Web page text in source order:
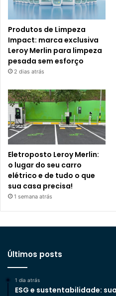
Produtos de Limpeza
Impact: marca exclusiva
Leroy Merlin para limpeza
pesada sem esforço
2 dias atrás
Eletroposto Leroy Merlin:
o lugar do seu carro
elétrico e de tudo o que
sua casa precisa!
1 semana atrás
Últimos posts
1 dia atrás
ESG e sustentabilidade: